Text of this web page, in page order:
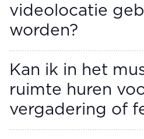
videolocatie
worden?
Kan ik in het
ruimte huren
vergadering of